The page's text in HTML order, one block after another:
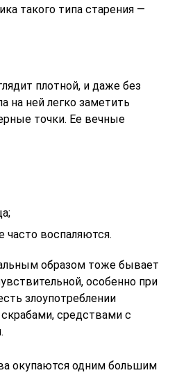
такого типа старения —
плотной, и даже без
на ней легко заметить
точки. Ее вечные
воспаляются.
образом тоже бывает
особенно при
злоупотреблении
средствами с
окупаются одним большим